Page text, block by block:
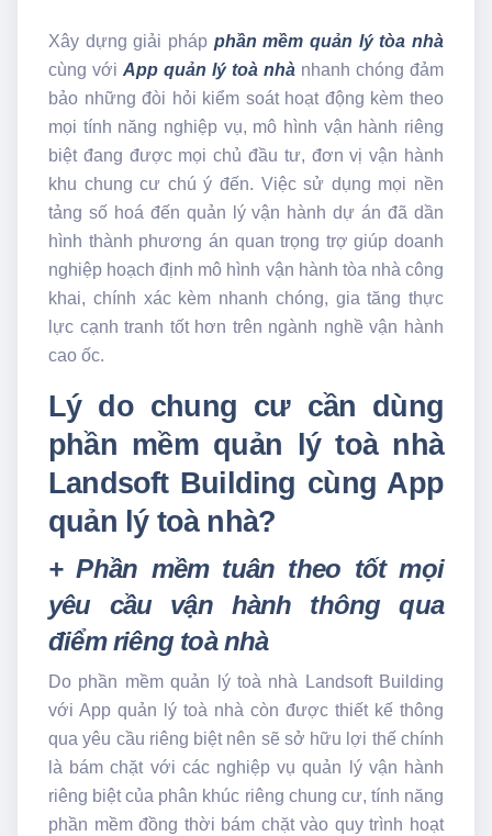
Xây dựng giải pháp phần mềm quản lý tòa nhà
cùng với App quản lý toà nhà nhanh chóng đảm
bảo những đòi hỏi kiểm soát hoạt động kèm theo
mọi tính năng nghiệp vụ, mô hình vận hành riêng
biệt đang được mọi chủ đầu tư, đơn vị vận hành
khu chung cư chú ý đến. Việc sử dụng mọi nền
tảng số hoá đến quản lý vận hành dự án đã dần
hình thành phương án quan trọng trợ giúp doanh
nghiệp hoạch định mô hình vận hành tòa nhà công
khai, chính xác kèm nhanh chóng, gia tăng thực
lực cạnh tranh tốt hơn trên ngành nghề vận hành
cao ốc.
Lý do chung cư cần dùng
phần mềm quản lý toà nhà
Landsoft Building cùng App
quản lý toà nhà?
+ Phần mềm tuân theo tốt mọi
yêu cầu vận hành thông qua
điểm riêng toà nhà
Do phần mềm quản lý toà nhà Landsoft Building
với App quản lý toà nhà còn được thiết kế thông
qua yêu cầu riêng biệt nên sẽ sở hữu lợi thế chính
là bám chặt với các nghiệp vụ quản lý vận hành
riêng biệt của phân khúc riêng chung cư, tính năng
phần mềm đồng thời bám chặt vào quy trình hoạt